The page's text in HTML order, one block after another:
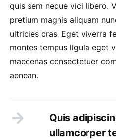
quis sem neque vici libero.
pretium magnis aliquam
ultricies cras. Eget viverra
montes tempus ligula eget
maecenas consectetuer
aenean.
Quis
ullamcorper